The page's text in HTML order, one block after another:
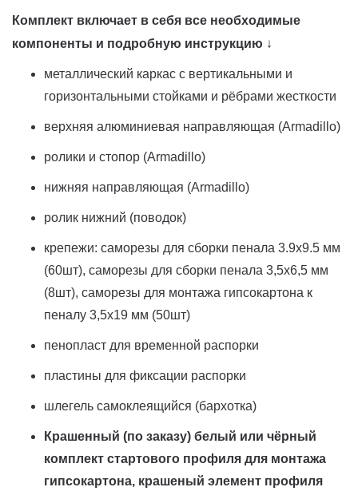
Комплект включает в себя все необходимые
компоненты и подробную инструкцию ↓
металлический каркас с вертикальными и
горизонтальными стойками и рёбрами жесткости
верхняя алюминиевая направляющая (Armadillo)
ролики и стопор (Armadillo)
нижняя направляющая (Armadillo)
ролик нижний (поводок)
крепежи: саморезы для сборки пенала 3.9х9.5 мм
(60шт), саморезы для сборки пенала 3,5х6,5 мм
(8шт), саморезы для монтажа гипсокартона к
пеналу 3,5х19 мм (50шт)
пенопласт для временной распорки
пластины для фиксации распорки
шлегель самоклеящийся (бархотка)
Крашенный (по заказу) белый или чёрный
комплект стартового профиля для монтажа
гипсокартона, крашеный элемент профиля